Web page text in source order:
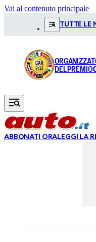
Vai al contenuto principale
TUTTE LE
DEL PREMIO
ABBONATI ORALEGGI LA